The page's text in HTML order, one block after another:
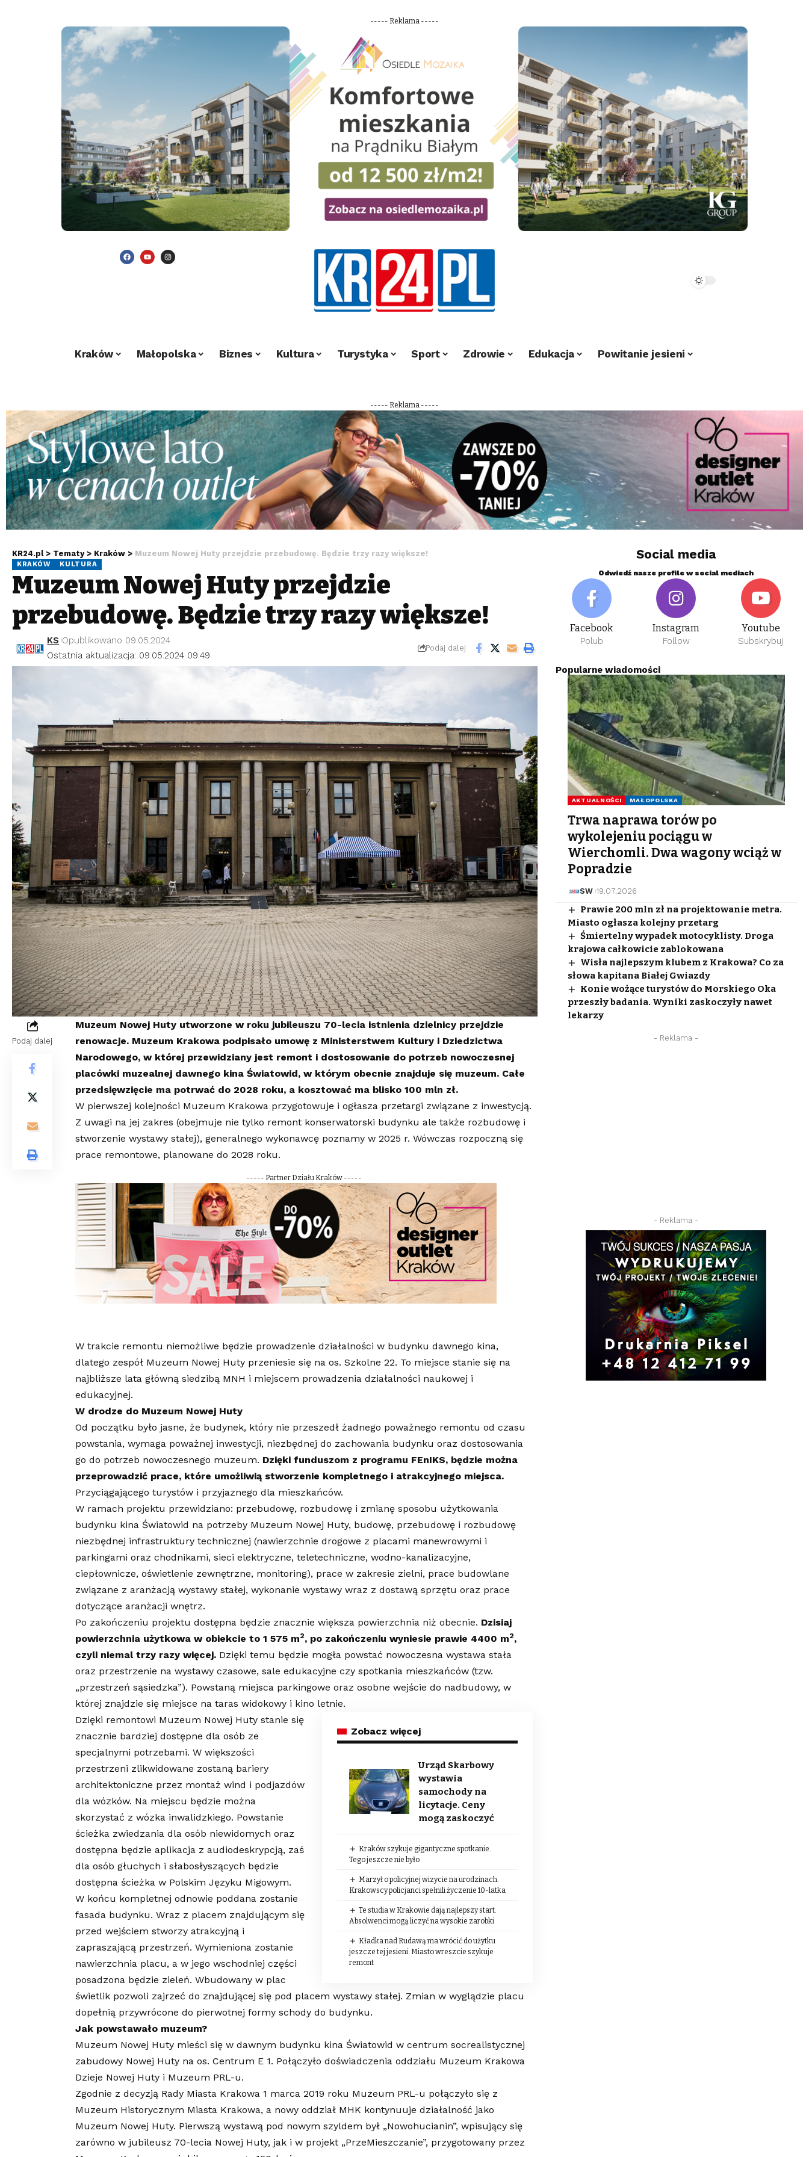
----- Reklama -----
Kraków Małopolska Biznes Kultura Turystyka Sport Zdrowie Edukacja Powitanie jesieni
----- Reklama -----
KR24.pl> Tematy> Kraków > Muzeum Nowej Huty przejdzie przebudowę. Będzie trzy razy większe!
KRAKÓW KULTURA
Muzeum Nowej Huty przejdzie
przebudowę. Będzie trzy razy większe!
Ostatnia aktualizacja: 09.05.2024 09:49
KS Opublikowano 09.05.2024
Podaj dalej
Podaj dalej
Muzeum Nowej Huty utworzone w roku jubileuszu 70-lecia istnienia dzielnicy przejdzie
renowacje. Muzeum Krakowa podpisało umowę z Ministerstwem Kultury i Dziedzictwa
Narodowego, w której przewidziany jest remont i dostosowanie do potrzeb nowoczesnej
placówki muzealnej dawnego kina Światowid, w którym obecnie znajduje się muzeum. Całe
przedsięwzięcie ma potrwać do 2028 roku, a kosztować ma blisko 100 mln zł.
W pierwszej kolejności Muzeum Krakowa przygotowuje i ogłasza przetargi związane z inwestycją.
Z uwagi na jej zakres (obejmuje nie tylko remont konserwatorski budynku ale także rozbudowę i
stworzenie wystawy stałej), generalnego wykonawcę poznamy w 2025 r. Wówczas rozpoczną się
prace remontowe, planowane do 2028 roku.
----- Partner Działu Kraków -----
W trakcie remontu niemożliwe będzie prowadzenie działalności w budynku dawnego kina,
dlatego zespół Muzeum Nowej Huty przeniesie się na os. Szkolne 22. To miejsce stanie się na
najbliższe lata główną siedzibą MNH i miejscem prowadzenia działalności naukowej i
edukacyjnej.
W drodze do Muzeum Nowej Huty
Od początku było jasne, że budynek, który nie przeszedł żadnego poważnego remontu od czasu
powstania, wymaga poważnej inwestycji, niezbędnej do zachowania budynku oraz dostosowania
go do potrzeb nowoczesnego muzeum. Dzięki funduszom z programu FEnIKS, będzie można
przeprowadzić prace, które umożliwią stworzenie kompletnego i atrakcyjnego miejsca.
Przyciągającego turystów i przyjaznego dla mieszkańców.
W ramach projektu przewidziano: przebudowę, rozbudowę i zmianę sposobu użytkowania
budynku kina Światowid na potrzeby Muzeum Nowej Huty, budowę, przebudowę i rozbudowę
niezbędnej infrastruktury technicznej (nawierzchnie drogowe z placami manewrowymi i
parkingami oraz chodnikami, sieci elektryczne, teletechniczne, wodno-kanalizacyjne,
ciepłownicze, oświetlenie zewnętrzne, monitoring), prace w zakresie zielni, prace budowlane
związane z aranżacją wystawy stałej, wykonanie wystawy wraz z dostawą sprzętu oraz prace
dotyczące aranżacji wnętrz.
Po zakończeniu projektu dostępna będzie znacznie większa powierzchnia niż obecnie. Dzisiaj
powierzchnia użytkowa w obiekcie to 1 575 m2, po zakończeniu wyniesie prawie 4400 m2,
czyli niemal trzy razy więcej. Dzięki temu będzie mogła powstać nowoczesna wystawa stała
oraz przestrzenie na wystawy czasowe, sale edukacyjne czy spotkania mieszkańców (tzw.
„przestrzeń sąsiedzka”). Powstaną miejsca parkingowe oraz osobne wejście do nadbudowy, w
której znajdzie się miejsce na taras widokowy i kino letnie.
Zobacz więcej
Urząd Skarbowy
wystawia
samochody na
licytacje. Ceny
mogą zaskoczyć
Kraków szykuje gigantyczne spotkanie.
Tego jeszcze nie było
Marzył o policyjnej wizycie na urodzinach.
Krakowscy policjanci spełnili życzenie 10-latka
Te studia w Krakowie dają najlepszy start.
Absolwenci mogą liczyć na wysokie zarobki
Kładka nad Rudawą ma wrócić do użytku
jeszcze tej jesieni. Miasto wreszcie szykuje
remont
Dzięki remontowi Muzeum Nowej Huty stanie się
znacznie bardziej dostępne dla osób ze
specjalnymi potrzebami. W większości
przestrzeni zlikwidowane zostaną bariery
architektoniczne przez montaż wind i podjazdów
dla wózków. Na miejscu będzie można
skorzystać z wózka inwalidzkiego. Powstanie
ścieżka zwiedzania dla osób niewidomych oraz
dostępna będzie aplikacja z audiodeskrypcją, zaś
dla osób głuchych i słabosłyszących będzie
dostępna ścieżka w Polskim Języku Migowym.
W końcu kompletnej odnowie poddana zostanie
fasada budynku. Wraz z placem znajdującym się
przed wejściem stworzy atrakcyjną i
zapraszającą przestrzeń. Wymieniona zostanie
nawierzchnia placu, a w jego wschodniej części
posadzona będzie zieleń. Wbudowany w plac
świetlik pozwoli zajrzeć do znajdującej się pod placem wystawy stałej. Zmian w wyglądzie placu
dopełnią przywrócone do pierwotnej formy schody do budynku.
Jak powstawało muzeum?
Muzeum Nowej Huty mieści się w dawnym budynku kina Światowid w centrum socrealistycznej
zabudowy Nowej Huty na os. Centrum E 1. Połączyło doświadczenia oddziału Muzeum Krakowa
Dzieje Nowej Huty i Muzeum PRL-u.
Zgodnie z decyzją Rady Miasta Krakowa 1 marca 2019 roku Muzeum PRL-u połączyło się z
Muzeum Historycznym Miasta Krakowa, a nowy oddział MHK kontynuuje działalność jako
Muzeum Nowej Huty. Pierwszą wystawą pod nowym szyldem był „Nowohucianin”, wpisujący się
zarówno w jubileusz 70-lecia Nowej Huty, jak i w projekt „PrzeMieszczanie”, przygotowany przez
Social media
Odwiedź nasze profile w social mediach
Facebook
Polub
Instagram
Follow
Youtube
Subskrybuj
Popularne wiadomości
AKTUALNOŚCI MAŁOPOLSKA
Trwa naprawa torów po
wykolejeniu pociągu w
Wierchomli. Dwa wagony wciąż w
Popradzie
SW 19.07.2026
Prawie 200 mln zł na projektowanie metra.
Miasto ogłasza kolejny przetarg
Śmiertelny wypadek motocyklisty. Droga
krajowa całkowicie zablokowana
Wisła najlepszym klubem z Krakowa? Co za
słowa kapitana Białej Gwiazdy
Konie wożące turystów do Morskiego Oka
przeszły badania. Wyniki zaskoczyły nawet
lekarzy
- Reklama -
- Reklama -